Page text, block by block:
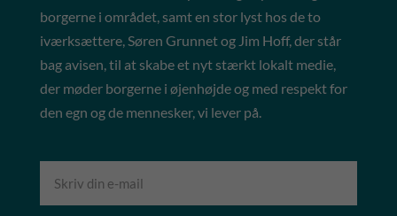
borgerne i området, samt en stor lyst hos de to
iværksættere, Søren Grunnet og Jim Hoff, der står
bag avisen, til at skabe et nyt stærkt lokalt medie,
der møder borgerne i øjenhøjde og med respekt for
den egn og de mennesker, vi lever på.